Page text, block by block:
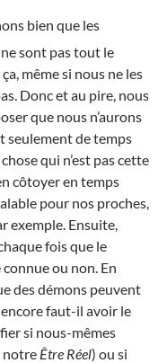
bien que les
sont pas tout le
même si nous ne les
Donc et au pire, nous
que nous n’aurons
seulement de temps
qui n’est pas cette
côtoyer en temps
pour nos proches,
exemple. Ensuite,
chaque fois que le
ou non. En
des démons peuvent
encore faut-il avoir le
si nous-mêmes
notre Être Réel) ou si